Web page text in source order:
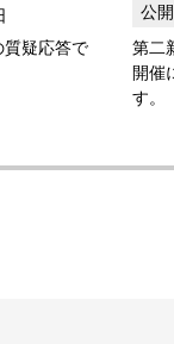
質疑応答で
第二
開催
す。